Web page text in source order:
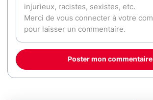
Poster mon commentaire